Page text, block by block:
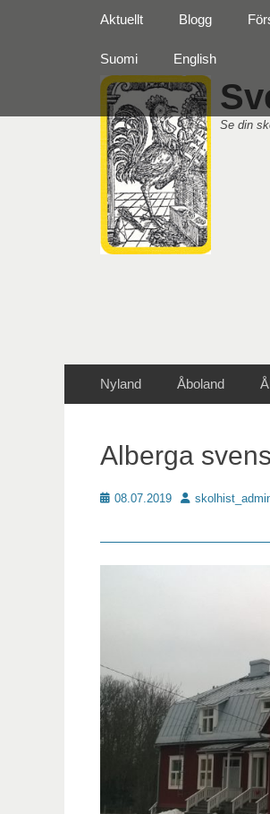
Se din
Primär meny
innehåll
Aktuellt Blogg
Suomi English
Sekundär
Nyland Åboland
Alberga
Publicerat
08.07.2019 Författare